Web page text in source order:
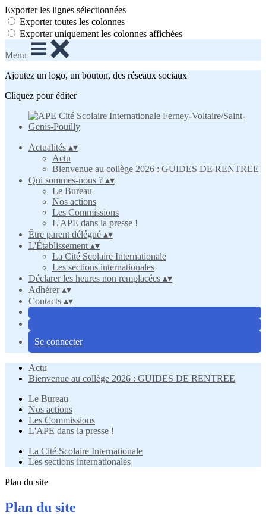
Exporter les lignes sélectionnées
Exporter toutes les colonnes
Exporter uniquement les colonnes affichées
Menu
Ajoutez un logo, un bouton, des réseaux sociaux
Cliquez pour éditer
Actualités ▴▾
Actu
Bienvenue au collège 2026 : GUIDES DE RENTREE
Qui sommes-nous ? ▴▾
Le Bureau
Nos actions
Les Commissions
L'APE dans la presse !
Être parent délégué ▴▾
L'Établissement ▴▾
La Cité Scolaire Internationale
Les sections internationales
Déclarer les heures non remplacées ▴▾
Adhérer▴▾
Contacts ▴▾
Se connecter
Actu
Bienvenue au collège 2026 : GUIDES DE RENTREE
Le Bureau
Nos actions
Les Commissions
L'APE dans la presse !
La Cité Scolaire Internationale
Les sections internationales
Plan du site
Plan du site